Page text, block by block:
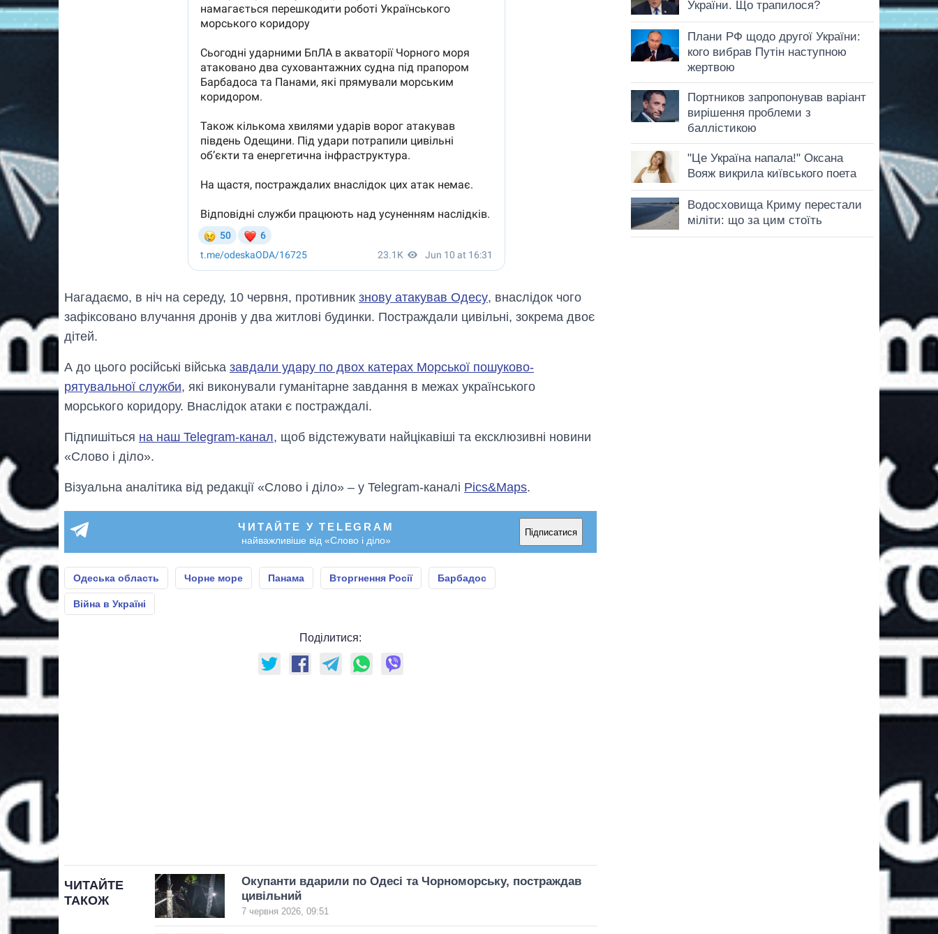
Нагадаємо, в ніч на середу, 10 червня, противник знову атакував Одесу, внаслідок чого
зафіксовано влучання дронів у два житлові будинки. Постраждали цивільні, зокрема двоє
дітей.
А до цього російські війська завдали удару по двох катерах Морської пошуково-
рятувальної служби, які виконували гуманітарне завдання в межах українського
морського коридору. Внаслідок атаки є постраждалі.
Підпишіться на наш Telegram-канал, щоб відстежувати найцікавіші та ексклюзивні новини
«Слово і діло».
Візуальна аналітика від редакції «Слово і діло» – у Telegram-каналі Pics&Maps.
ЧИТАЙТЕ У TELEGRAM
найважливіше від «Слово і діло»
Підписатися
Одеська область Чорне море Панама Вторгнення Росії Барбадос
Війна в Україні
Поділитися:
ЧИТАЙТЕ
ТАКОЖ
Окупанти вдарили по Одесі та Чорноморську, постраждав
цивільний
7 червня 2026, 09:51